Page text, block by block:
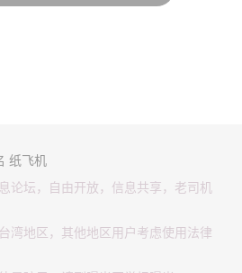
纸飞机
论坛，自由开放，信息共享，老司机
湾地区，其他地区用户考虑使用法律